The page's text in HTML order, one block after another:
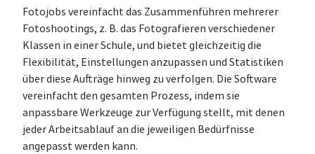
Fotojobs vereinfacht das Zusammenführen mehrerer
Fotoshootings, z. B. das Fotografieren verschiedener
Klassen in einer Schule, und bietet gleichzeitig die
Flexibilität, Einstellungen anzupassen und Statistiken
über diese Aufträge hinweg zu verfolgen. Die Software
vereinfacht den gesamten Prozess, indem sie
anpassbare Werkzeuge zur Verfügung stellt, mit denen
jeder Arbeitsablauf an die jeweiligen Bedürfnisse
angepasst werden kann.